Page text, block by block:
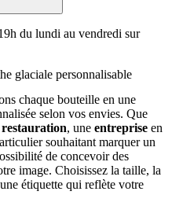
du lundi au vendredi sur
glaciale personnalisable
chaque bouteille en une
selon vos envies. Que
, une entreprise en
souhaitant marquer un
de concevoir des
image. Choisissez la taille, la
étiquette qui reflète votre